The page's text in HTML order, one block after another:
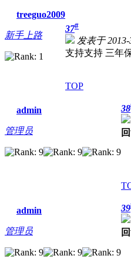
treeguo2009
新手上路
37#
发表于
支持支持 三年
TOP
admin
管理员
38
admin
管理员
39